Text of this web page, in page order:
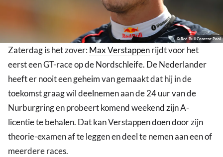
© Red Bull Content Pool
Zaterdag is het zover: Max Verstappenrijdt voor het
eerst een GT-race op de Nordschleife. De Nederlander
heeft er nooit een geheim van gemaakt dat hij in de
toekomst graag wil deelnemen aan de 24 uur van de
Nurburgring en probeert komend weekend zijn A-
licentie te behalen. Dat kan Verstappen doen door zijn
theorie-examen af te leggen en deel te nemen aan een of
meerdere races.